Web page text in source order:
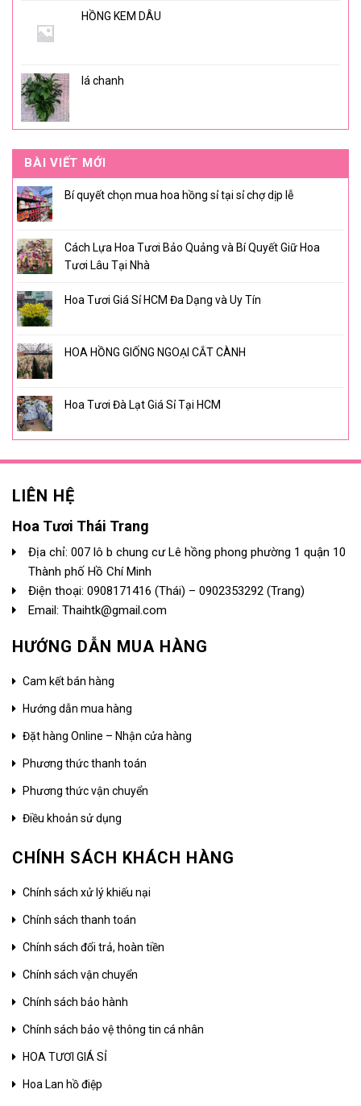
HỒNG KEM DÂU
lá chanh
BÀI VIẾT MỚI
Bí quyết chọn mua hoa hồng sỉ tại sỉ chợ dịp lễ
Cách Lựa Hoa Tươi Bảo Quảng và Bí Quyết Giữ Hoa
Tươi Lâu Tại Nhà
Hoa Tươi Giá Sỉ HCM Đa Dạng và Uy Tín
HOA HỒNG GIỐNG NGOẠI CẮT CÀNH
Hoa Tươi Đà Lạt Giá Sỉ Tại HCM
LIÊN HỆ
Hoa Tươi Thái Trang
Địa chỉ: 007 lô b chung cư Lê hồng phong phường 1 quận 10
Thành phố Hồ Chí Minh
Điện thoại: 0908171416 (Thái) – 0902353292 (Trang)
Email: Thaihtk@gmail.com
HƯỚNG DẪN MUA HÀNG
Cam kết bán hàng
Hướng dẫn mua hàng
Đặt hàng Online – Nhận cửa hàng
Phương thức thanh toán
Phương thức vận chuyển
Điều khoản sử dụng
CHÍNH SÁCH KHÁCH HÀNG
Chính sách xử lý khiếu nại
Chính sách thanh toán
Chính sách đổi trả, hoàn tiền
Chính sách vận chuyển
Chính sách bảo hành
Chính sách bảo vệ thông tin cá nhân
HOA TƯƠI GIÁ SỈ
Hoa Lan hồ điệp